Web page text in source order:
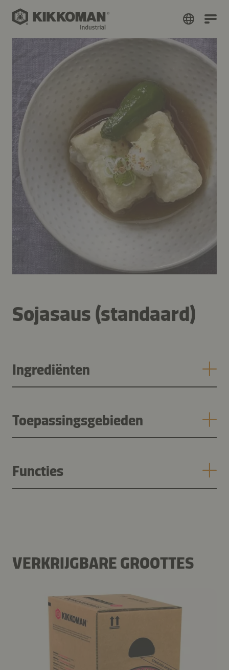
Sojasaus (standaard)
Ingrediënten
Toepassingsgebieden
Functies
VERKRIJGBARE GROOTTES